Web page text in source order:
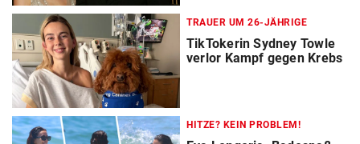
TRAUER UM 26-JÄHRIGE
TikTokerin Sydney Towle
verlor Kampf gegen Krebs
HITZE? KEIN PROBLEM!